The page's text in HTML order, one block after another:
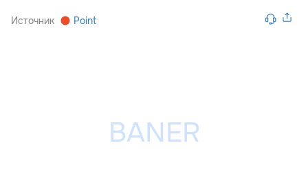
Источник Point